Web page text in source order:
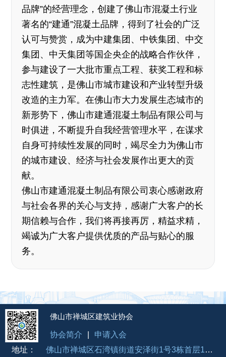
品牌”的经营理念，创建了佛山市混凝土行业
著名的“建通”混凝土品牌，得到了社会的广泛
认可与赞赏，成为中建集团、中铁集团、中交
集团、中天集团等国企央企的战略合作伙伴，
参与建设了一大批市重点工程、获奖工程和标
志性建筑，是佛山市城市建设和产业转型升级
改造的主力军。在佛山市大力发展生态城市的
新形势下，佛山市建通混凝土制品有限公司与
时俱进，不断提升自我经营管理水平，在谋求
自身可持续性发展的同时，竭尽全力为佛山市
的城市建设、经济与社会发展作出更大的贡
献。
佛山市建通混凝土制品有限公司衷心感谢政府
与社会各界的关心与支持，感谢广大客户的长
期信赖与合作，我们将再接再厉，精益求精，
竭诚为广大客户提供优质的产品与贴心的服
务。
佛山市禅城区建筑业协会
协会简介
申请入会
地址：
佛山市禅城区石湾镇街道安泽街1号3栋首层12号